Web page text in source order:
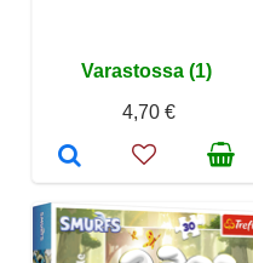
Varastossa (1)
4,70 €